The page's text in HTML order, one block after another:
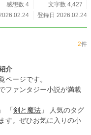
感想数 4
文字数 4,427
登録日 2026.02.24
2件
介
ページです。
ファンタジー小説が満載
」 「 剣と魔法 」 人気のタグ
す。ぜひお気に入りの小